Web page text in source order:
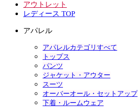
アウトレット
レディース TOP
アパレル
アパレルカテゴリすべて
トップス
パンツ
ジャケット・アウター
スーツ
オーバーオール・セットアップ
下着・ルームウェア